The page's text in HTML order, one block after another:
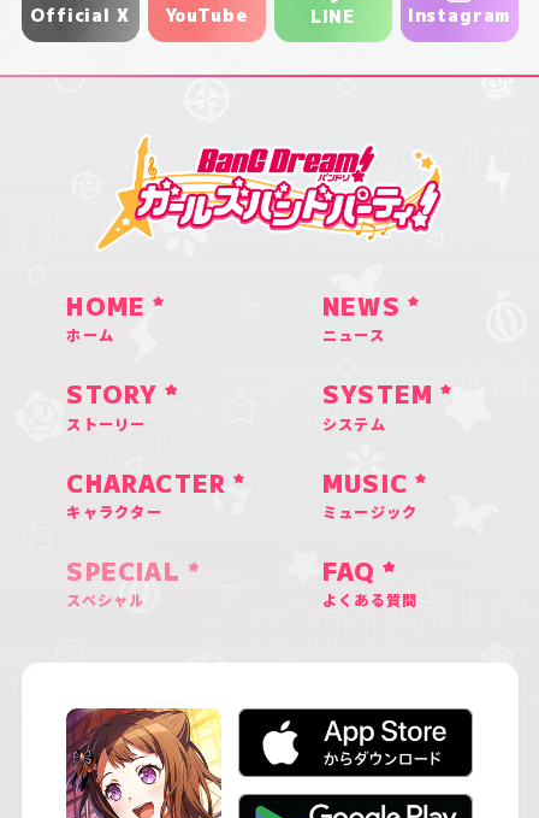
Official X YouTube LINE Instagram
HOME
ホーム
NEWS
ニュース
STORY
ストーリー
SYSTEM
システム
CHARACTER
キャラクター
MUSIC
ミュージック
SPECIAL
スペシャル
FAQ
よくある質問